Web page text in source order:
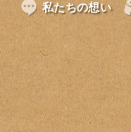
私たちの想い